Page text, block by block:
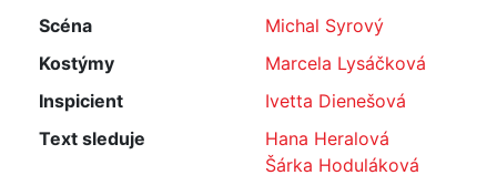
Scéna
Michal Syrový
Kostýmy
Marcela Lysáčková
Inspicient
Ivetta Dienešová
Text sleduje
Hana Heralová
Šárka Hoduláková